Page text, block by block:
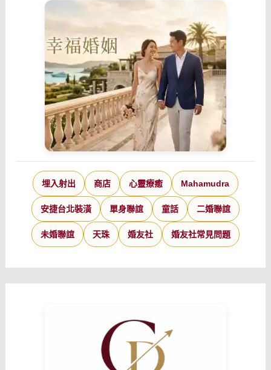
埋入射出 商店 心靈療癒 Mahamudra
安捷台北裝潢 單身聯誼 童話 二婚聯誼
未婚聯誼 天珠 婚友社 婚友社常見問題